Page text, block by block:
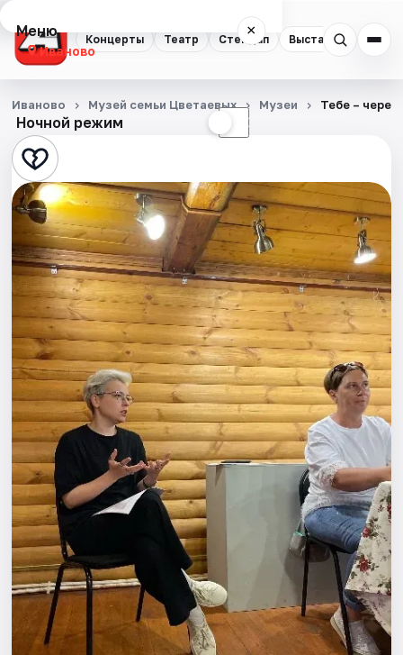
Концерты Театр Стендап Выставки Спорт
Меню ×
Иваново
Концерты
Театр
Стендап
Выставки
Спорт
События
Города
Площадки
Артисты
Рейтинги
Ночной режим ☾
Иваново Музей семьи Цветаевых Музеи Тебе –